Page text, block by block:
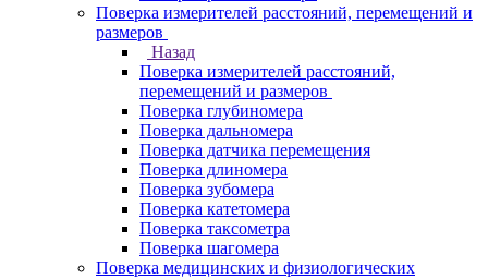
Поверка измерителей расстояний, перемещений и
размеров
Назад
Поверка измерителей расстояний,
перемещений и размеров
Поверка глубиномера
Поверка дальномера
Поверка датчика перемещения
Поверка длиномера
Поверка зубомера
Поверка катетомера
Поверка таксометра
Поверка шагомера
Поверка медицинских и физиологических